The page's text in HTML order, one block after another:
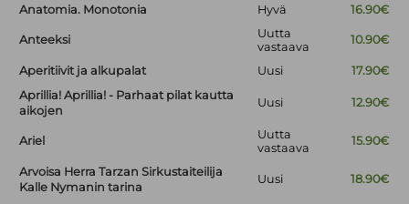
Anatomia. Monotonia
Hyvä 16.90€
Anteeksi
Uutta
vastaava
10.90€
Aperitiivit ja alkupalat Uusi
17.90€
Aprillia! Aprillia! - Parhaat pilat kautta
aikojen
Uusi 12.90€
Ariel
Uutta
vastaava
15.90€
Arvoisa Herra Tarzan Sirkustaiteilija
Kalle Nymanin tarina
Uusi 18.90€